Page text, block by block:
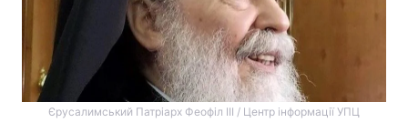
Єрусалимський Патріарх Феофіл III / Центр інформації УПЦ